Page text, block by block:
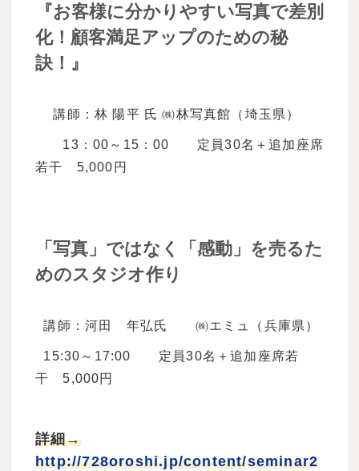
『お客様に分かりやすい写真で差別
化！顧客満足アップのための秘
訣！』
講師：林 陽平 氏 ㈱林写真館（埼玉県）
13：00～15：00 定員30名＋追加座席
若干 5,000円
「写真」ではなく「感動」を売るた
めのスタジオ作り
講師：河田 年弘氏 ㈱エミュ（兵庫県）
15:30～17:00 定員30名＋追加座席若
干 5,000円
詳細→
http://728oroshi.jp/content/seminar2